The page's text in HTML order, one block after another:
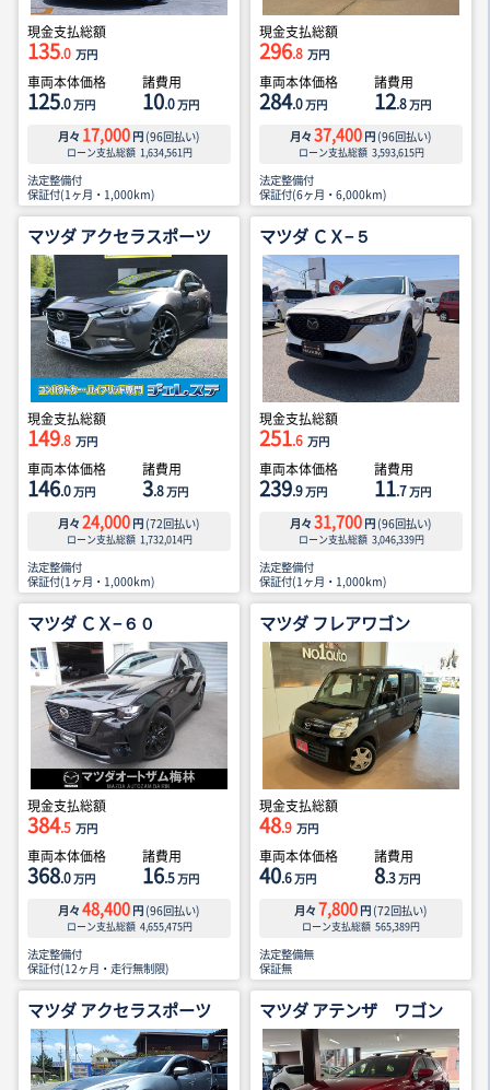
現金支払総額
135.0 万円
車両本体価格
125.0万円
諸費用
10.0万円
月々 17,000 円 (96回払い)
ローン支払総額 1,634,561円
法定整備付
保証付(1ヶ月・1,000km)
現金支払総額
296.8 万円
車両本体価格
284.0万円
諸費用
12.8万円
月々 37,400 円 (96回払い)
ローン支払総額 3,593,615円
法定整備付
保証付(6ヶ月・6,000km)
マツダ アクセラスポーツ
現金支払総額
149.8 万円
車両本体価格
146.0万円
諸費用
3.8万円
月々 24,000 円 (72回払い)
ローン支払総額 1,732,014円
法定整備付
保証付(1ヶ月・1,000km)
マツダ ＣＸ−５
現金支払総額
251.6 万円
車両本体価格
239.9万円
諸費用
11.7万円
月々 31,700 円 (96回払い)
ローン支払総額 3,046,339円
法定整備付
保証付(1ヶ月・1,000km)
マツダ ＣＸ−６０
現金支払総額
384.5 万円
車両本体価格
368.0万円
諸費用
16.5万円
月々 48,400 円 (96回払い)
ローン支払総額 4,655,475円
法定整備付
保証付(12ヶ月・走行無制限)
マツダ フレアワゴン
現金支払総額
48.9 万円
車両本体価格
40.6万円
諸費用
8.3万円
月々 7,800 円 (72回払い)
ローン支払総額 565,389円
法定整備無
保証無
マツダ アクセラスポーツ マツダ アテンザ ワゴン